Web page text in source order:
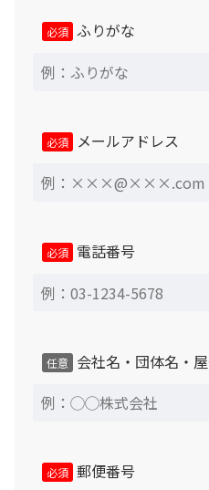
対応には出張諸経費が必要と
す。商品が問題なく使用で
願い致します。
返品・交換・キャンセル
音性能や室内音場について
品、その他お客様のご都合
けできかねますので、あら
1、商品に修復困難な不具
※返品時には必ず付属品が
必須 ふりがな
必須 メールアドレス
必須 電話番号
任意 会社名・団体名・
必須 郵便番号